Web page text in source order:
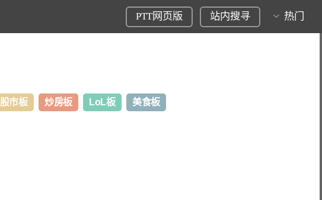
PTT网页版 站内搜寻 热门
股市板 炒房板 LoL板 美食板